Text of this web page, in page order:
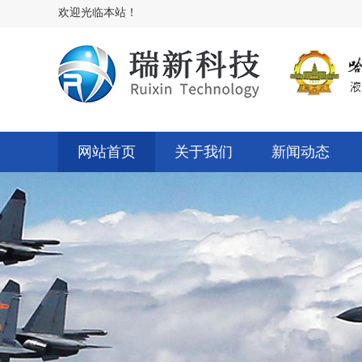
欢迎光临本站！
网站首页 关于我们 新闻动态